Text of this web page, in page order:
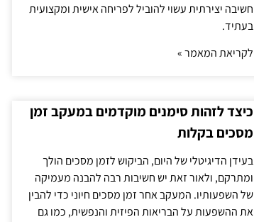
חשיבה יצירתית עשוי להוביל לפריחה אישית ומקצועית
בעתיד.
לקריאת המאמר »
כיצד לזהות סימנים מוקדמים במעקב זמן
מסכים בקלות
בעידן הדיגיטלי של היום, הביקוש לזמן מסכים הולך
ומתרקם, ולאור זאת יש חשיבות רבה להבנה מעמיקה
של השפעותיו. המעקב אחר זמן מסכים חיוני כדי להבין
את ההשפעות על הבריאות הפיזית והנפשית, כמו גם